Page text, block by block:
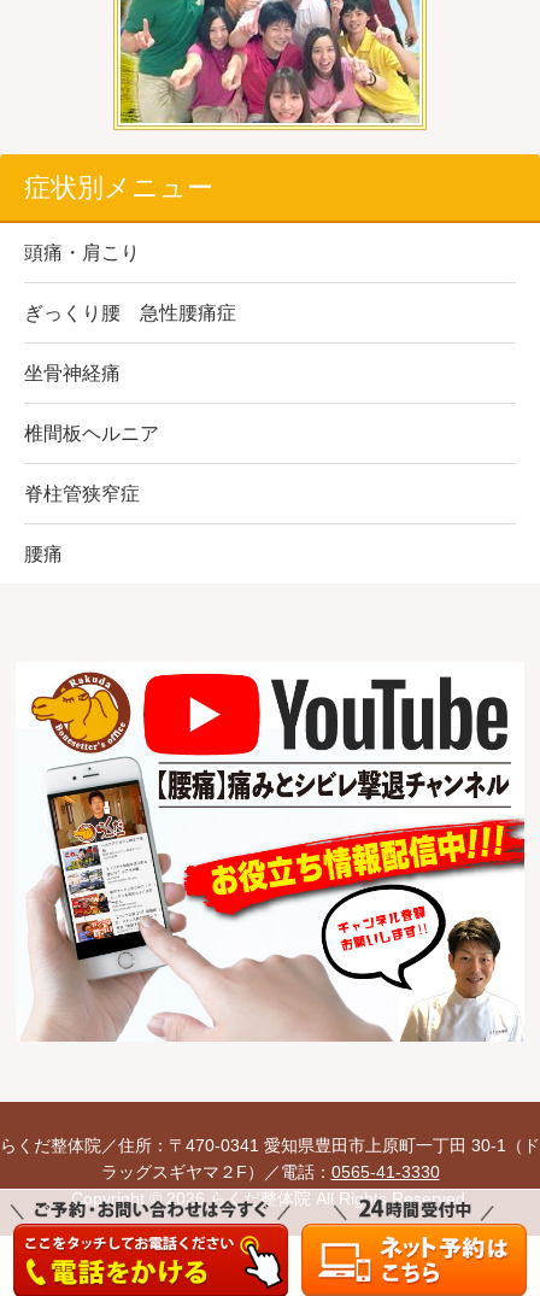
症状別メニュー
頭痛・肩こり
ぎっくり腰 急性腰痛症
坐骨神経痛
椎間板ヘルニア
脊柱管狭窄症
腰痛
らくだ整体院／住所：〒470-0341 愛知県豊田市上原町一丁田 30-1（ド
ラッグスギヤマ２F）／電話： 0565-41-3330
Copyright © 2026 らくだ整体院 All Rights Reserved.